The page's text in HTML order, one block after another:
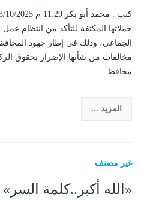
حملاتها المكثفة للتأكد من انتظام
الجماعي، وذلك في إطار جهود
مخالفات من شأنها الإضرار بحقوق
محافظ......
المزيد ...
غير مصنف
«الله أكبر..كلمة السر»